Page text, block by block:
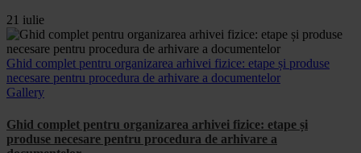
21 iulie
Ghid complet pentru organizarea arhivei fizice: etape și produse
necesare pentru procedura de arhivare a documentelor
Gallery
Ghid complet pentru organizarea arhivei fizice: etape și
produse necesare pentru procedura de arhivare a